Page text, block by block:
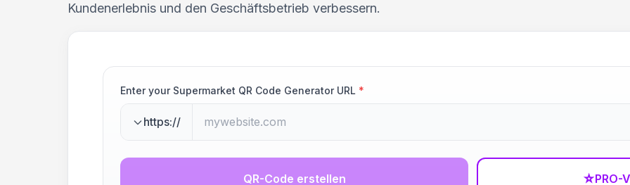
Kundenerlebnis und den Geschäftsbetrieb verbessern.
Enter your Supermarket QR Code Generator URL *
https://
QR-Code erstellen ☆PRO-